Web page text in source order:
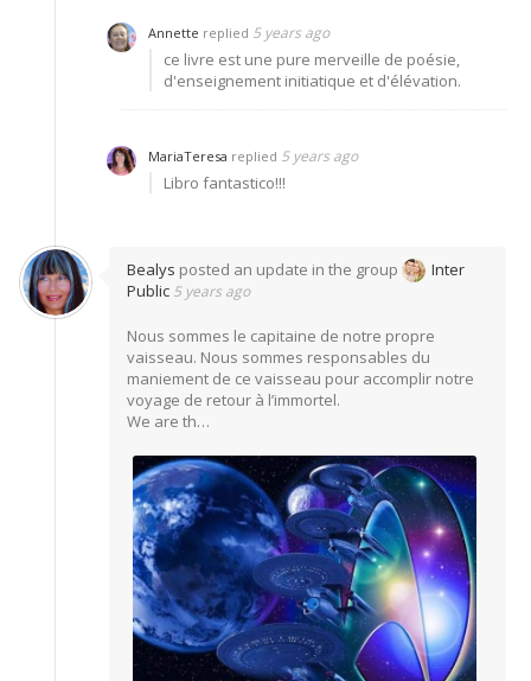
Annette replied 5 years ago
ce livre est une pure merveille de poésie,
d'enseignement initiatique et d'élévation.
MariaTeresa replied 5 years ago
Libro fantastico!!!
Bealys posted an update in the group
Inter
Public 5 years ago
Nous sommes le capitaine de notre propre
vaisseau. Nous sommes responsables du
maniement de ce vaisseau pour accomplir notre
voyage de retour à l’immortel.
We are th…